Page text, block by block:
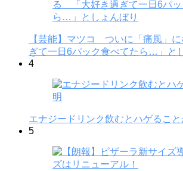
【芸能】マツコ ついに「痛風」
ぎて一日6パック食べてたら…」と
4
エナジードリンク飲むとハゲること
5